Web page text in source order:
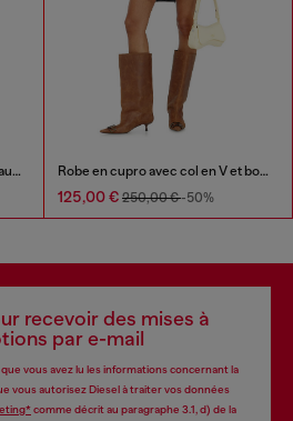
Robe en satin mi-longue avec haut noué Robe en cupro avec col en V et boutons à l'avant
125,00 € 250,00 €-50%
recevoir des mises à
par e-mail
vous avez lu les informations concernant la
vous autorisez Diesel à traiter vos données
comme décrit au paragraphe 3.1, d) de la